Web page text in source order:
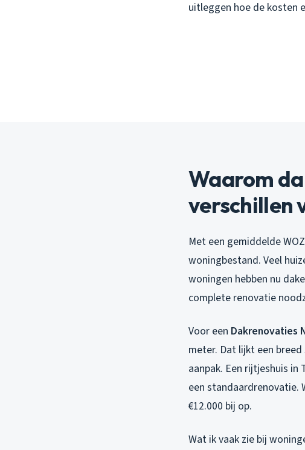
uitleggen hoe de kosten
Waarom
verschillen
Met een gemiddelde
woningbestand. Veel
woningen hebben nu
complete renovatie
Voor een Dakrenovaties
meter. Dat lijkt een
aanpak. Een rijtjeshuis in
een standaardrenovatie.
€12.000 bij op.
Wat ik vaak zie bij